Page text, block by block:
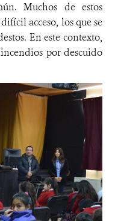
Muchos de estos
acceso, los que se
En este contexto,
por descuido